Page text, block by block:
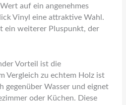
auf ein angenehmes
Vinyl eine attraktive Wahl.
ein weiterer Pluspunkt, der
Vorteil ist die
Vergleich zu echtem Holz ist
gegenüber Wasser und eignet
oder Küchen. Diese